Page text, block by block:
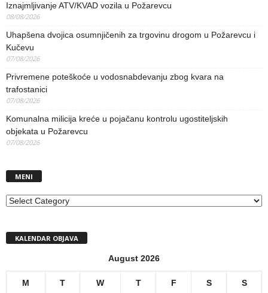
Iznajmljivanje ATV/KVAD vozila u Požarevcu
08/08/2026
Uhapšena dvojica osumnjičenih za trgovinu drogom u Požarevcu i
Kučevu
07/08/2026
Privremene poteškoće u vodosnabdevanju zbog kvara na
trafostanici
07/08/2026
Komunalna milicija kreće u pojačanu kontrolu ugostiteljskih
objekata u Požarevcu
07/08/2026
MENI
MENI
KALENDAR OBJAVA
August 2026
M T W T F S S